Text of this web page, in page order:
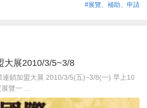
#展覽、補助、申請
大展2010/3/5~3/8
鎖加盟大展 2010/3/5(五)~3/8(一) 早上10
覽一 ...